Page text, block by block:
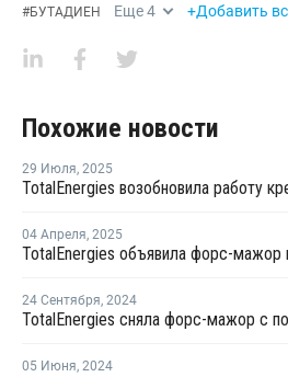
#БУТАДИЕН Еще4 +Добавить
Похожие новости
29 Июля, 2025
04 Апреля, 2025
24 Сентября, 2024
TotalEnergies сняла форс-мажор с
05 Июня, 2024